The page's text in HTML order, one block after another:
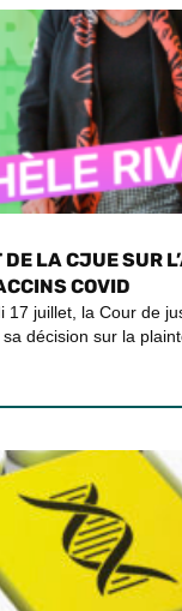
DE LA CJUE SUR
COVID
17 juillet, la Cour de
décision sur la